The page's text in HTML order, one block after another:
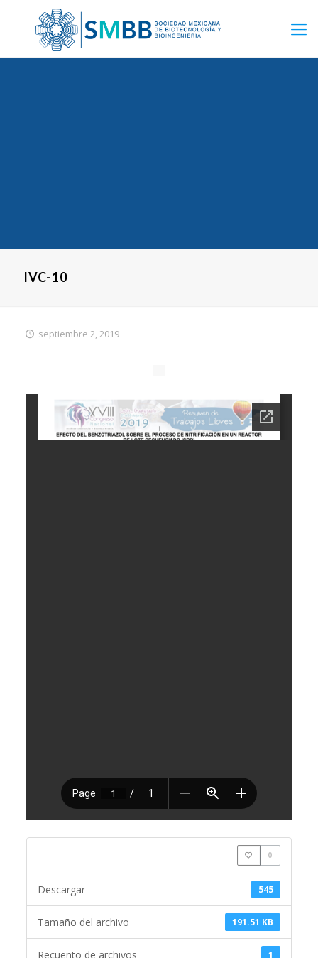
IVC-10
septiembre 2, 2019
0
545
Descargar
191.51 KB
Tamaño del archivo
1
Recuento de archivos